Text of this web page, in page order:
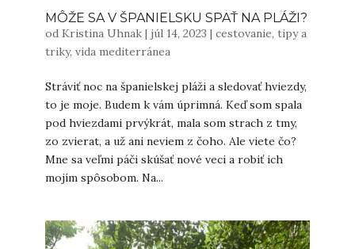
MÔŽE SA V ŠPANIELSKU SPAŤ NA PLÁŽI?
od Kristina Uhnak| júl 14, 2023 | cestovanie, tipy a
triky, vida mediterránea
Stráviť noc na španielskej pláži a sledovať hviezdy,
to je moje. Budem k vám úprimná. Keď som spala
pod hviezdami prvýkrát, mala som strach z tmy,
zo zvierat, a už ani neviem z čoho. Ale viete čo?
Mne sa veľmi páči skúšať nové veci a robiť ich
mojím spôsobom. Na...